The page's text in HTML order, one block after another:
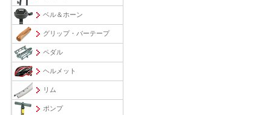
ベル＆ホーン
グリップ・バーテープ
ペダル
ヘルメット
リム
ポンプ